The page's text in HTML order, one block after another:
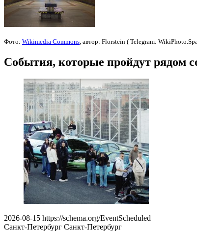
Фото: Wikimedia Commons, автор: Florstein ( Telegram:
События, которые пройдут рядом
2026-08-15 https://schema.org/EventScheduled
Санкт-Петербург Санкт-Петербург